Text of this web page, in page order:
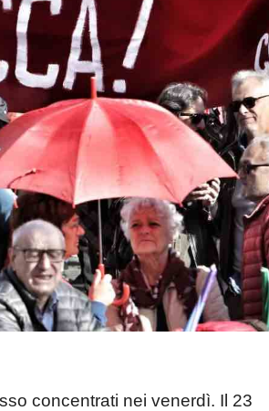
concentrati nei venerdì. Il 23